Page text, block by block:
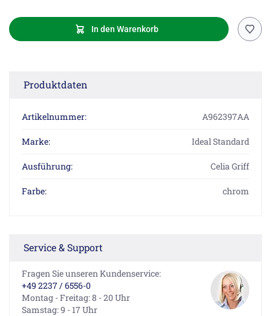
In den Warenkorb
Produktdaten
Artikelnummer: A962397AA
Marke: Ideal Standard
Ausführung: Celia Griff
Farbe: chrom
Service & Support
Fragen Sie unseren Kundenservice:
+49 2237 / 6556-0
Montag - Freitag: 8 - 20 Uhr
Samstag: 9 - 17 Uhr